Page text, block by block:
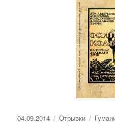
Опубликовано
04.09.2014 Рубрики
Отрывки Метки